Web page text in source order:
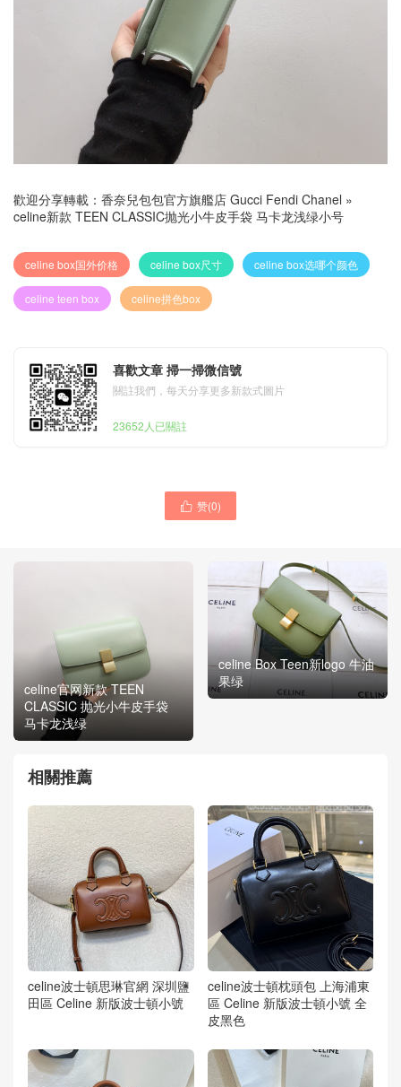
歡迎分享轉載： 香奈兒包包官方旗艦店 Gucci Fendi Chanel »
celine新款 TEEN CLASSIC抛光小牛皮手袋 马卡龙浅绿小号
celine box国外价格 celine box尺寸 celine box选哪个颜色
celine teen box celine拼色box
喜歡文章 掃一掃微信號
關註我們，每天分享更多新款式圖片
23652人已關註
 赞(0)
celine官网新款 TEEN
CLASSIC 抛光小牛皮手袋
马卡龙浅绿
celine Box Teen新logo 牛油
果绿
相關推薦
celine波士頓思琳官網 深圳鹽
田區 Celine 新版波士頓小號
celine波士頓枕頭包 上海浦東
區 Celine 新版波士頓小號 全
皮黑色